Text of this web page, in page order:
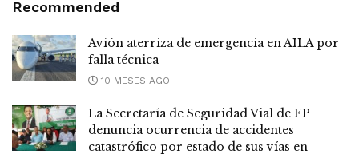
Recommended
Avión aterriza de emergencia en AILA por
falla técnica
10 MESES AGO
La Secretaría de Seguridad Vial de FP
denuncia ocurrencia de accidentes
catastrófico por estado de sus vías en